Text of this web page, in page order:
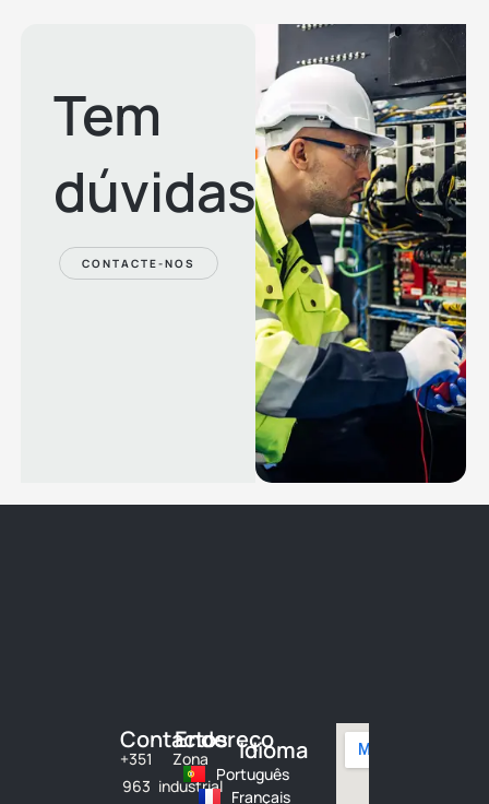
Tem
dúvidas?
CONTACTE-NOS
Contactos
+351
963
Endereço
Zona
industrial
Idioma
Português
Français